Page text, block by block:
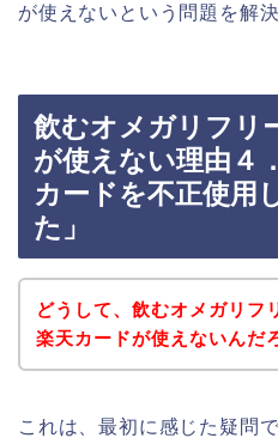
が使えないという問題を解
飲むオメガリフリ
が使えない理由４
カードを不正使用
た」
どうして、飲むオメガリフ
楽天カードが使えないんだ
これは、最初に感じた疑問